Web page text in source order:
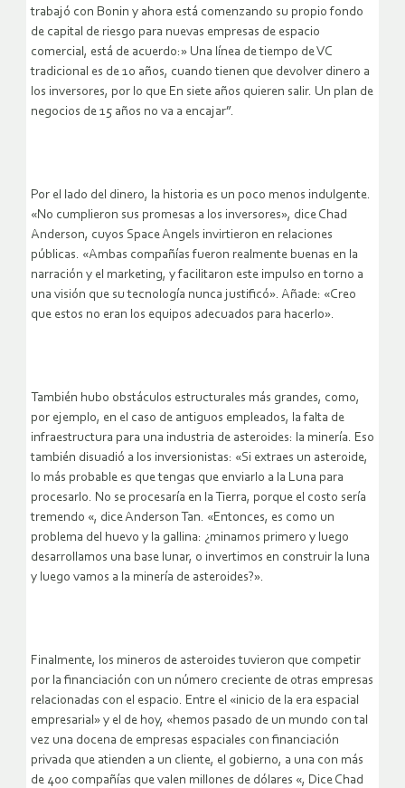
trabajó con Bonin y ahora está comenzando su propio fondo
de capital de riesgo para nuevas empresas de espacio
comercial, está de acuerdo:» Una línea de tiempo de VC
tradicional es de 10 años, cuando tienen que devolver dinero a
los inversores, por lo que En siete años quieren salir. Un plan de
negocios de 15 años no va a encajar”.
Por el lado del dinero, la historia es un poco menos indulgente.
«No cumplieron sus promesas a los inversores», dice Chad
Anderson, cuyos Space Angels invirtieron en relaciones
públicas. «Ambas compañías fueron realmente buenas en la
narración y el marketing, y facilitaron este impulso en torno a
una visión que su tecnología nunca justificó». Añade: «Creo
que estos no eran los equipos adecuados para hacerlo».
También hubo obstáculos estructurales más grandes, como,
por ejemplo, en el caso de antiguos empleados, la falta de
infraestructura para una industria de asteroides: la minería. Eso
también disuadió a los inversionistas: «Si extraes un asteroide,
lo más probable es que tengas que enviarlo a la Luna para
procesarlo. No se procesaría en la Tierra, porque el costo sería
tremendo «, dice Anderson Tan. «Entonces, es como un
problema del huevo y la gallina: ¿minamos primero y luego
desarrollamos una base lunar, o invertimos en construir la luna
y luego vamos a la minería de asteroides?».
Finalmente, los mineros de asteroides tuvieron que competir
por la financiación con un número creciente de otras empresas
relacionadas con el espacio. Entre el «inicio de la era espacial
empresarial» y el de hoy, «hemos pasado de un mundo con tal
vez una docena de empresas espaciales con financiación
privada que atienden a un cliente, el gobierno, a una con más
de 400 compañías que valen millones de dólares «, Dice Chad